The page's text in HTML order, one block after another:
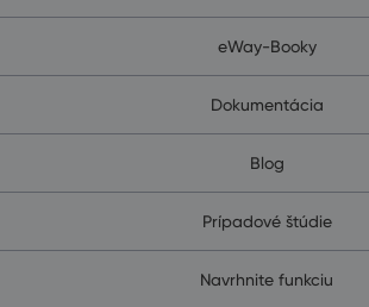
eWay-Booky
Dokumentácia
Blog
Prípadové štúdie
Navrhnite funkciu